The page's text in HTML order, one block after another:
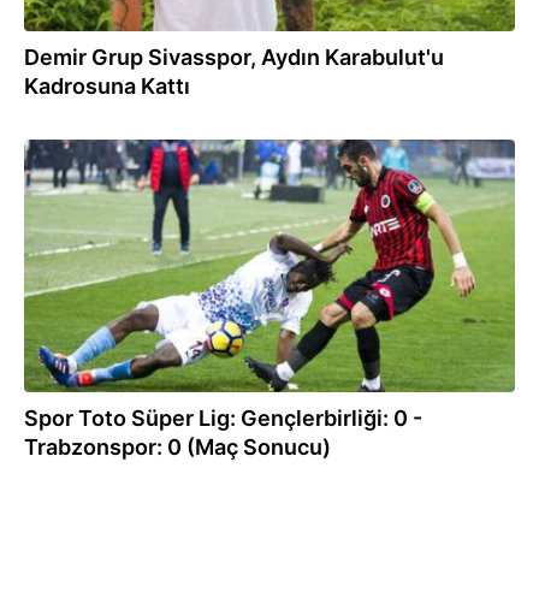
Demir Grup Sivasspor, Aydın Karabulut'u
Kadrosuna Kattı
10.02.2018
Spor Toto Süper Lig: Gençlerbirliği: 0 -
Trabzonspor: 0 (Maç Sonucu)